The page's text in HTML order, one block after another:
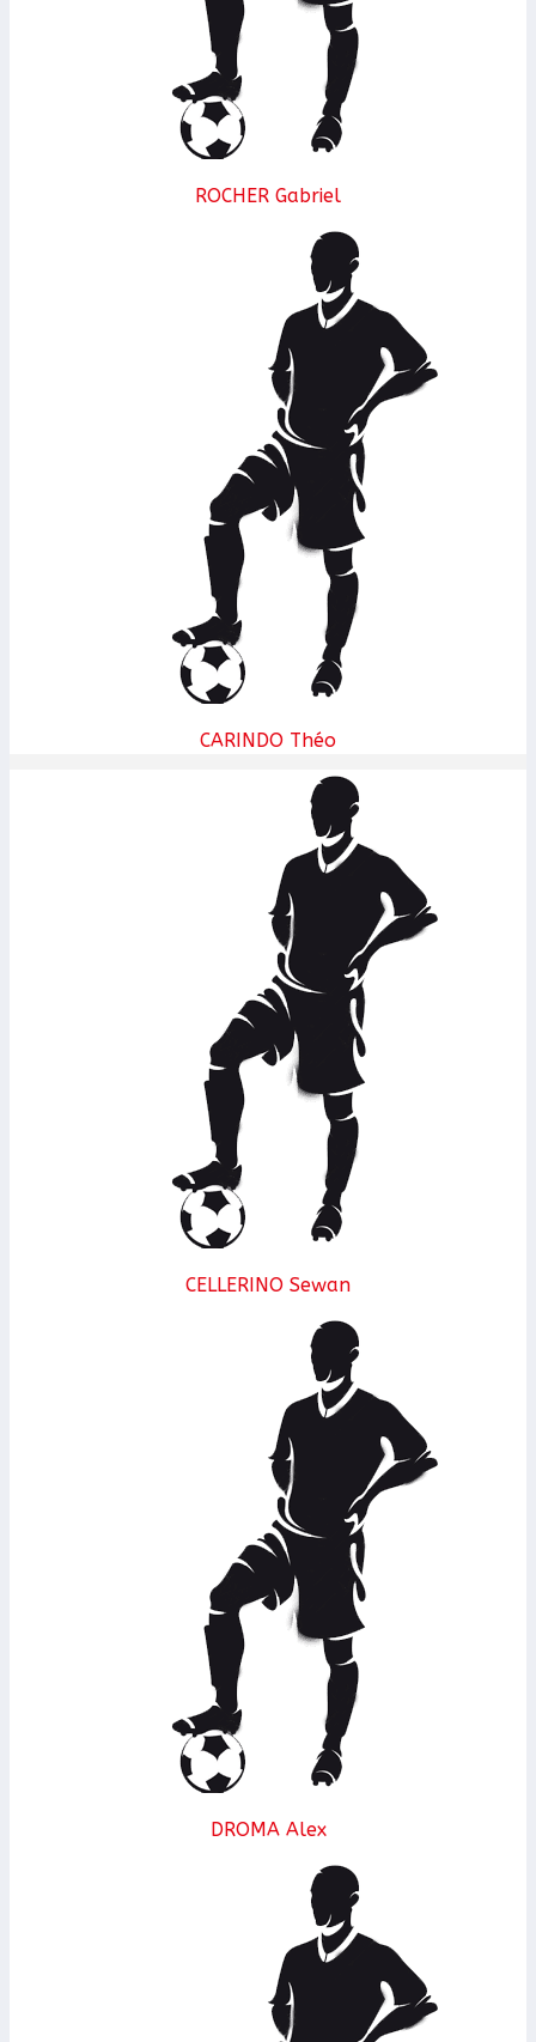
ROCHER Gabriel
CARINDO Théo
CELLERINO Sewan
DROMA Alex